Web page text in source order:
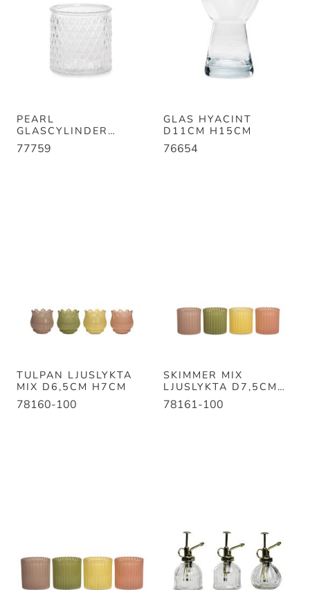
PEARL
GLASCYLINDER
D12,5CM H12,5CM
77759
GLAS HYACINT
D11CM H15CM
76654
TULPAN LJUSLYKTA
MIX D6,5CM H7CM
78160-100
SKIMMER MIX
LJUSLYKTA D7,5CM
H7,5CM
78161-100